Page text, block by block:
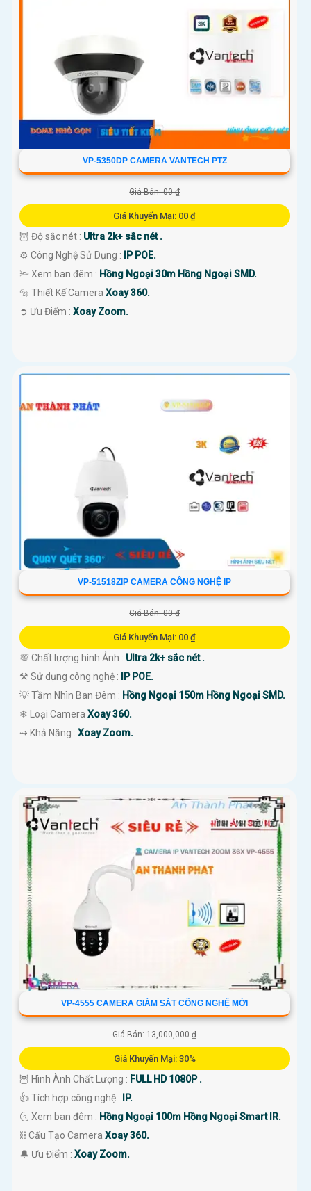
VP-5350DP CAMERA VANTECH PTZ
Giá Bán: 00 ₫
Giá Khuyến Mại: 00 ₫
🦉 Độ sắc nét : Ultra 2k+ sắc nét .
⚙ Công Nghệ Sử Dụng :
IP POE.
🔦 Xem ban đêm : Hồng Ngoại 30m Hồng Ngoại SMD.
🔩 Thiết Kế Camera Xoay 360.
️➲ Ưu Điểm : Xoay Zoom.
VP-51518ZIP CAMERA CÔNG NGHỆ IP
Giá Bán: 00 ₫
Giá Khuyến Mại: 00 ₫
💯 Chất lượng hình Ảnh : Ultra 2k+ sắc nét .
⚒ Sử dụng công nghệ :
IP POE.
💡 Tầm Nhìn Ban Đêm : Hồng Ngoại 150m Hồng Ngoại SMD.
❄ Loại Camera Xoay 360.
️⇝ Khả Năng : Xoay Zoom.
VP-4555 CAMERA GIÁM SÁT CÔNG NGHỆ MỚI
Giá Bán: 13,000,000 ₫
Giá Khuyến Mại: 30%
🦉 Hình Ành Chất Lượng : FULL HD 1080P .
👍 Tích hợp công nghệ :
IP.
🌜 Xem ban đêm : Hồng Ngoại 100m Hồng Ngoại Smart IR.
⛓ Cấu Tạo Camera Xoay 360.
️🔔 Ưu Điểm : Xoay Zoom.